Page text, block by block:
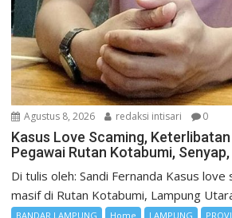
Agustus 8, 2026 redaksi intisari 0
Kasus Love Scaming,
Pegawai Rutan Kotabumi,
Di tulis oleh: Sandi Fernanda Kasus love
masif di Rutan Kotabumi, Lampung
BANDAR LAMPUNG Home LAMPUNG